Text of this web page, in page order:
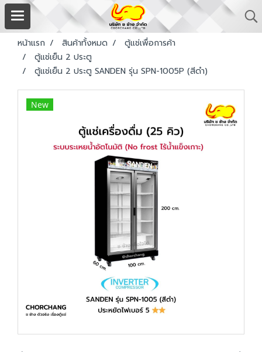
หน้าแรก สินค้าทั้งหมด
ตู้แช่เพื่อการค้า
ตู้แช่เย็น 2 ประตู
ตู้แช่เย็น 2 ประตู SANDEN รุ่น SPN-1005P (สีดำ)
New